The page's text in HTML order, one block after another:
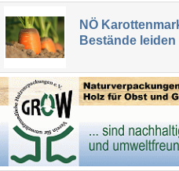
NÖ
Bestände